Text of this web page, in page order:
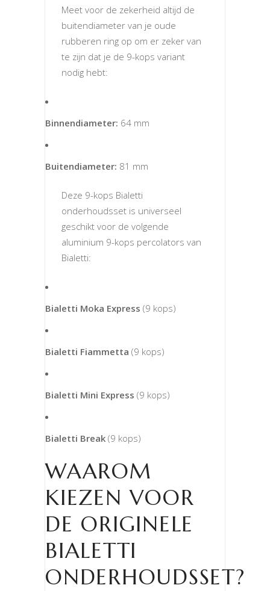
Meet voor de zekerheid altijd de
buitendiameter van je oude
rubberen ring op om er zeker van
te zijn dat je de 9-kops variant
nodig hebt:
Binnendiameter: 64 mm
Buitendiameter: 81 mm
Deze 9-kops Bialetti
onderhoudsset is universeel
geschikt voor de volgende
aluminium 9-kops percolators van
Bialetti:
Bialetti Moka Express (9 kops)
Bialetti Fiammetta (9 kops)
Bialetti Mini Express (9 kops)
Bialetti Break (9 kops)
WAAROM
KIEZEN VOOR
DE ORIGINELE
BIALETTI
ONDERHOUDSSET?